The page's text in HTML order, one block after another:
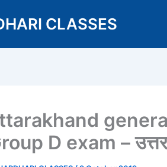
CLASSES
D exam –